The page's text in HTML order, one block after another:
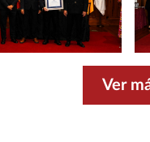
Ver